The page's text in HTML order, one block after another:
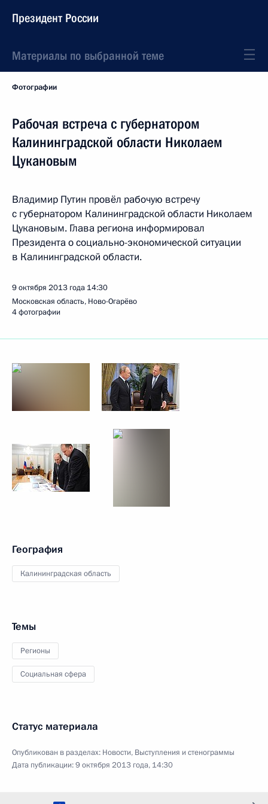
Президент России
Материалы по выбранной теме
Фотографии
Рабочая встреча с губернатором
Калининградской области Николаем
Цукановым
Владимир Путин провёл рабочую встречу
с губернатором Калининградской области Николаем
Цукановым. Глава региона информировал
Президента о социально-экономической ситуации
в Калининградской области.
9 октября 2013 года 14:30
Московская область, Ново-Огарёво
4 фотографии
География
Калининградская область
Темы
Регионы
Социальная сфера
Статус материала
Опубликован в разделах: Новости, Выступления и стенограммы
Дата публикации:9 октября 2013 года, 14:30